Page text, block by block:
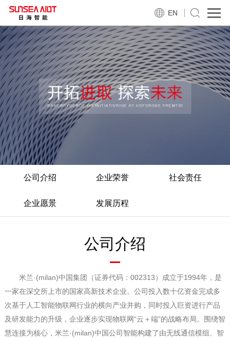
EN
公司介绍 企业荣誉 社会责任
企业愿景 发展历程
公司介绍
米兰·(milan)中国集团（证券代码：002313）成立于1994年，是
一家在深交所上市的国家高新技术企业。公司投入数十亿资金完成多
次基于人工智能物联网行业的横向产业并购，同时投入巨资进行产品
及研发能力的升级，企业逐步实现物联网“云＋端”的战略布局。围绕智
慧连接为核心，米兰·(milan)中国公司智能构建了由无线通信模组、智